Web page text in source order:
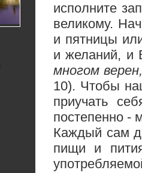
исполните
великому.
и пятницы
и желаний, и
многом
10). Чтобы
приучать
постепенно -
Каждый сам
пищи и